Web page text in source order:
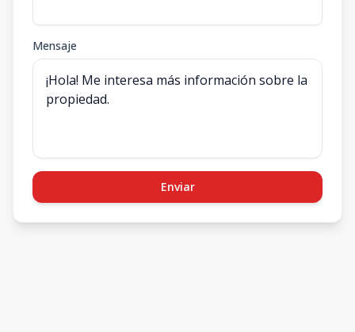
Mensaje
Enviar